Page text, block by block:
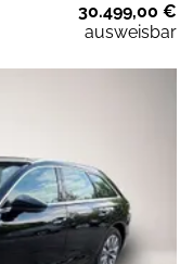
30.499,00 €
ausweisbar